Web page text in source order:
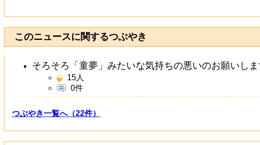
このニュースに関するつぶやき
そろそろ「童夢」みたいな気持ちの悪いのお願いし
15人
0件
つぶやき一覧へ（22件）